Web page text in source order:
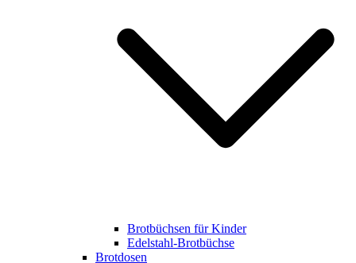
Brotbüchsen für Kinder
Edelstahl-Brotbüchse
Brotdosen